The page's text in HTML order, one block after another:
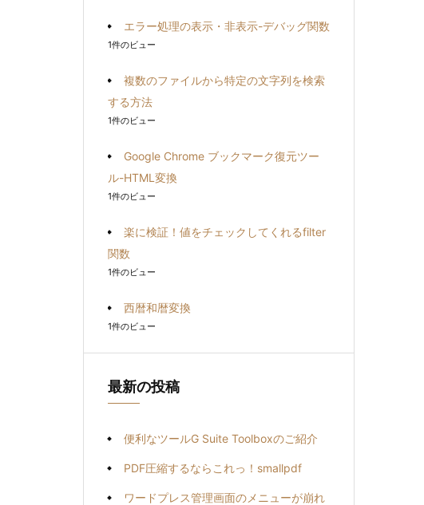
エラー処理の表示・非表示-デバッグ関数
1件のビュー
複数のファイルから特定の文字列を検索
する方法
1件のビュー
Google Chrome ブックマーク復元ツー
ル-HTML変換
1件のビュー
楽に検証！値をチェックしてくれるfilter
関数
1件のビュー
西暦和暦変換
1件のビュー
最新の投稿
便利なツールG Suite Toolboxのご紹介
PDF圧縮するならこれっ！smallpdf
ワードプレス管理画面のメニューが崩れ